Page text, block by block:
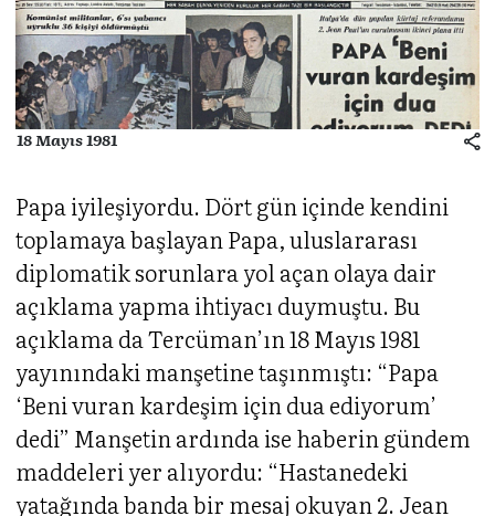
18 Mayıs 1981
Papa iyileşiyordu. Dört gün içinde kendini
toplamaya başlayan Papa, uluslararası
diplomatik sorunlara yol açan olaya dair
açıklama yapma ihtiyacı duymuştu. Bu
açıklama da Tercüman’ın 18 Mayıs 1981
yayınındaki manşetine taşınmıştı: “Papa
‘Beni vuran kardeşim için dua ediyorum’
dedi” Manşetin ardında ise haberin gündem
maddeleri yer alıyordu: “Hastanedeki
yatağında banda bir mesaj okuyan 2. Jean